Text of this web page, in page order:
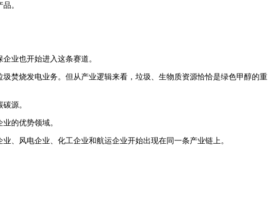
。
业也开始进入这条赛道。
焚烧发电业务。但从产业逻辑来看，垃圾、生物质资源恰恰是绿色甲醇的重
源。
的优势领域。
、风电企业、化工企业和航运企业开始出现在同一条产业链上。